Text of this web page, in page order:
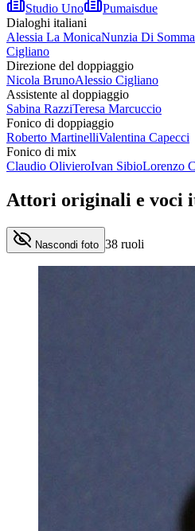
Studio Uno
Pumaisdue
Dialoghi italiani
Alessia La MonicaNunzia Di Somma
Cigliano
Direzione del doppiaggio
Nicola BrunoAlessio Cigliano
Assistente al doppiaggio
Sabina RazziTeresa Marcuccio
Fonico di doppiaggio
Roberto MartinelliValentina Capecci
Fonico di mix
Claudio OlivieroIvan SibioLorenzo
Attori originali e voci
Nascondi foto 38 ruoli